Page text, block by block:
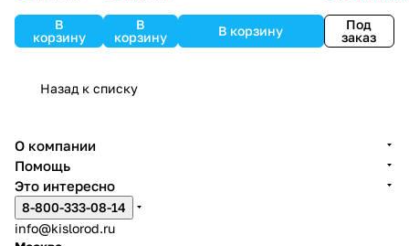
В
корзину
В
корзину
В корзину
Под
заказ
Назад к списку
О компании
Помощь
Это интересно
8-800-333-08-14
info@kislorod.ru